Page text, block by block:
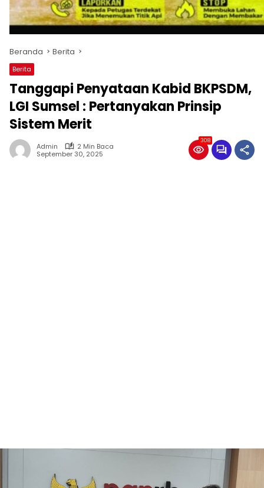
Beranda Berita
Berita
Tanggapi Penyataan Kabid BKPSDM,
LGI Sumsel : Pertanyakan Prinsip
Sistem Merit
Admin
2 Min Baca
September 30, 2025
308